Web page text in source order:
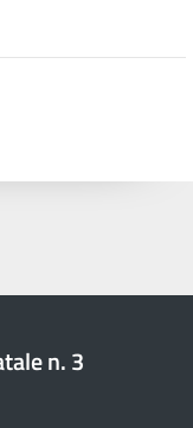
n. 3